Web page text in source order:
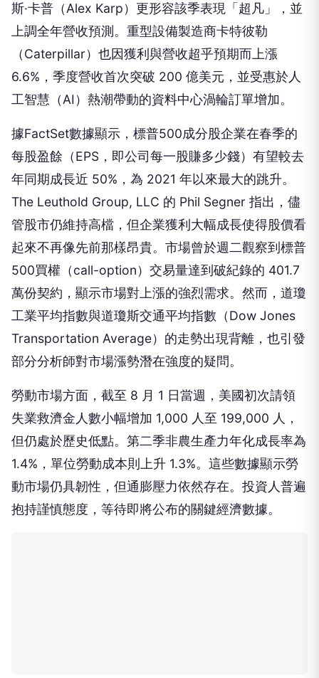
斯·卡普（Alex Karp）更形容該季表現「超凡」，並
上調全年營收預測。重型設備製造商卡特彼勒
（Caterpillar）也因獲利與營收超乎預期而上漲
6.6%，季度營收首次突破 200 億美元，並受惠於人
工智慧（AI）熱潮帶動的資料中心渦輪訂單增加。
據FactSet數據顯示，標普500成分股企業在春季的
每股盈餘（EPS，即公司每一股賺多少錢）有望較去
年同期成長近 50%，為 2021 年以來最大的跳升。
The Leuthold Group, LLC 的 Phil Segner 指出，儘
管股市仍維持高檔，但企業獲利大幅成長使得股價看
起來不再像先前那樣昂貴。市場曾於週二觀察到標普
500買權（call-option）交易量達到破紀錄的 401.7
萬份契約，顯示市場對上漲的強烈需求。然而，道瓊
工業平均指數與道瓊斯交通平均指數（Dow Jones
Transportation Average）的走勢出現背離，也引發
部分分析師對市場漲勢潛在強度的疑問。
勞動市場方面，截至 8 月 1 日當週，美國初次請領
失業救濟金人數小幅增加 1,000 人至 199,000 人，
但仍處於歷史低點。第二季非農生產力年化成長率為
1.4%，單位勞動成本則上升 1.3%。這些數據顯示勞
動市場仍具韌性，但通膨壓力依然存在。投資人普遍
抱持謹慎態度，等待即將公布的關鍵經濟數據。